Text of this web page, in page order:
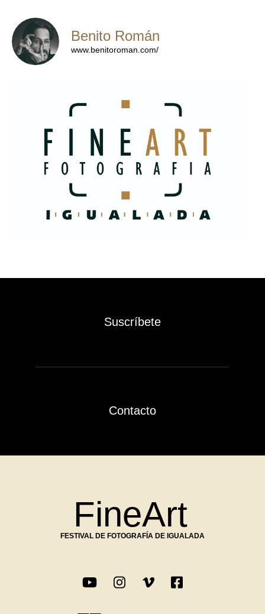
Benito Román
www.benitoroman.com/
Suscríbete
Contacto
FineArt
FESTIVAL DE FOTOGRAFÍA DE IGUALADA